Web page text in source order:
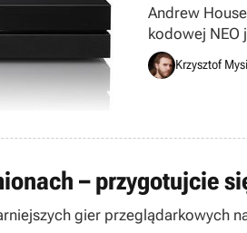
Andrew
kodowej NEO
Krzysztof
– przygotujcie
gier przeglądarkowych